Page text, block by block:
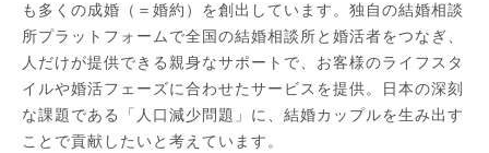
も多くの成婚（＝婚約）を創出しています。独自の結婚相談
所プラットフォームで全国の結婚相談所と婚活者をつなぎ、
人だけが提供できる親身なサポートで、お客様のライフスタ
イルや婚活フェーズに合わせたサービスを提供。日本の深刻
な課題である「人口減少問題」に、結婚カップルを生み出す
ことで貢献したいと考えています。